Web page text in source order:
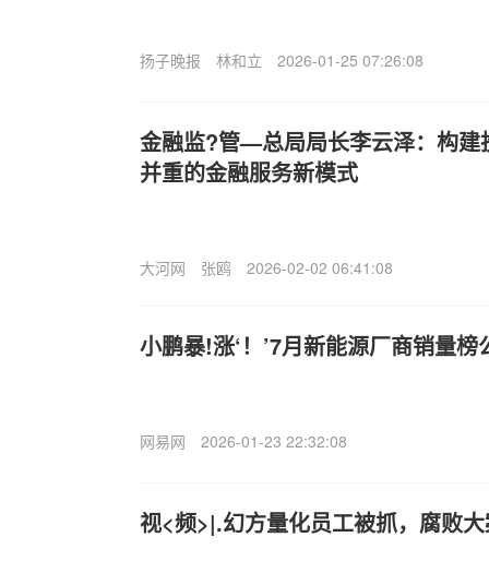
扬子晚报 林和立 2026-01-25 07:26:08
金融监?管—总局局长李云泽：构建
并重的金融服务新模式
大河网 张鸥 2026-02-02 06:41:08
小鹏暴!涨‘！’7月新能源厂商销量榜
网易网 2026-01-23 22:32:08
视<频>|.幻方量化员工被抓，腐败